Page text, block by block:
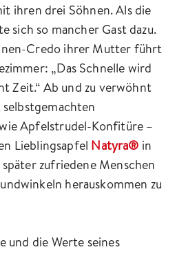
ihren drei Söhnen. Als die
sich so mancher Gast dazu.
Credo ihrer Mutter führt
„Das Schnelle wird
Zeit.“ Ab und zu verwöhnt
Apfelstrudel-Konfitüre –
Lieblingsapfel Natyra® in
zufriedene Menschen
herauskommen zu
und die Werte seines